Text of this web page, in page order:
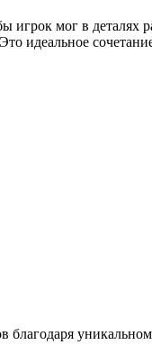
игрок мог в деталях
идеальное
благодаря